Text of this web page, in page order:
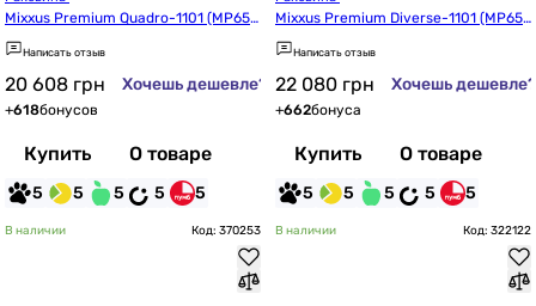
Mixxus Premium Quadro-1101 (MP657
4)
Написать отзыв
20 608 грн Хочешь дешевле?
+618бонусов
Купить О товаре
5 5 5 5 5
Mixxus Premium Diverse-1101 (MP657
5)
Написать отзыв
22 080 грн Хочешь дешевле?
+662бонуса
Купить О товаре
5 5 5 5 5
В наличии Код: 370253 В наличии Код: 322122